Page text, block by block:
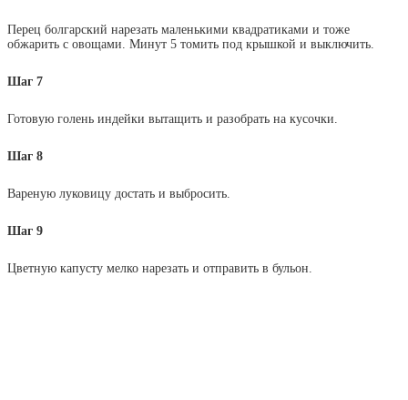
Перец болгарский нарезать маленькими квадратиками и тоже
обжарить с овощами. Минут 5 томить под крышкой и выключить.
Шаг 7
Готовую голень индейки вытащить и разобрать на кусочки.
Шаг 8
Вареную луковицу достать и выбросить.
Шаг 9
Цветную капусту мелко нарезать и отправить в бульон.